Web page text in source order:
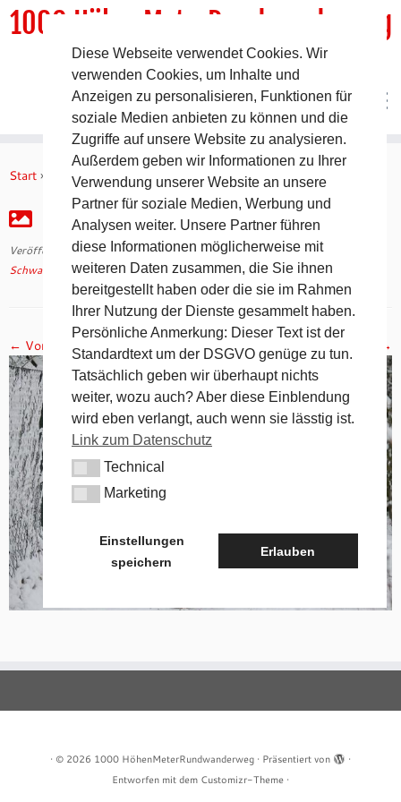
Inhalt
1000 HöhenMeterRundwanderweg
DER Rundwanderweg um Pommelsbrunn
Start » Schwabacher Winter Ultra (SWU) 2016 » IMG_2824
IMG_2824
Veröffentlicht am10. Februar 2016mit den Abmessungen4272 × 2848
Schwabacher Winter Ultra (SWU) 2016.
← Vorheriges Nächstes →
· © 2026 1000 HöhenMeterRundwanderweg · Präsentiert von
·
Entworfen mit dem Customizr-Theme ·
Diese Webseite verwendet Cookies. Wir
verwenden Cookies, um Inhalte und
Anzeigen zu personalisieren, Funktionen für
soziale Medien anbieten zu können und die
Zugriffe auf unsere Website zu analysieren.
Außerdem geben wir Informationen zu Ihrer
Verwendung unserer Website an unsere
Partner für soziale Medien, Werbung und
Analysen weiter. Unsere Partner führen
diese Informationen möglicherweise mit
weiteren Daten zusammen, die Sie ihnen
bereitgestellt haben oder die sie im Rahmen
Ihrer Nutzung der Dienste gesammelt haben.
Persönliche Anmerkung: Dieser Text ist der
Standardtext um der DSGVO genüge zu tun.
Tatsächlich geben wir überhaupt nichts
weiter, wozu auch? Aber diese Einblendung
wird eben verlangt, auch wenn sie lässtig ist.
Link zum Datenschutz
TechnicalTechnical
MarketingMarketing
Einstellungen
speichern
Erlauben